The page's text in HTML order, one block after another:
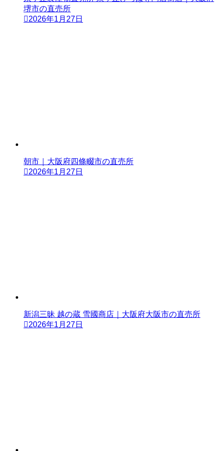
堺市の直売所
2026年1月27日
朝市｜大阪府四條畷市の直売所
2026年1月27日
新潟三昧 越の蔵 雪國商店｜大阪府大阪市の直売所
2026年1月27日